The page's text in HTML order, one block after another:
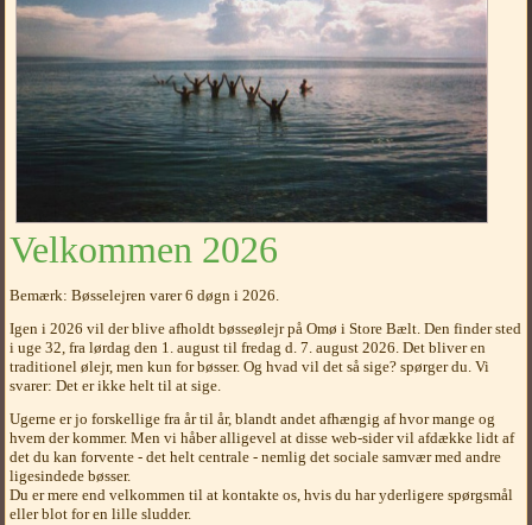
Velkommen 2026
Bemærk: Bøsselejren varer 6 døgn i 2026.
Igen i 2026 vil der blive afholdt bøsseølejr på Omø i Store Bælt. Den finder sted
i uge 32, fra lørdag den 1. august til fredag d. 7. august 2026. Det bliver en
traditionel ølejr, men kun for bøsser. Og hvad vil det så sige? spørger du. Vi
svarer: Det er ikke helt til at sige.
Ugerne er jo forskellige fra år til år, blandt andet afhængig af hvor mange og
hvem der kommer. Men vi håber alligevel at disse web-sider vil afdække lidt af
det du kan forvente - det helt centrale - nemlig det sociale samvær med andre
ligesindede bøsser.
Du er mere end velkommen til at kontakte os, hvis du har yderligere spørgsmål
eller blot for en lille sludder.